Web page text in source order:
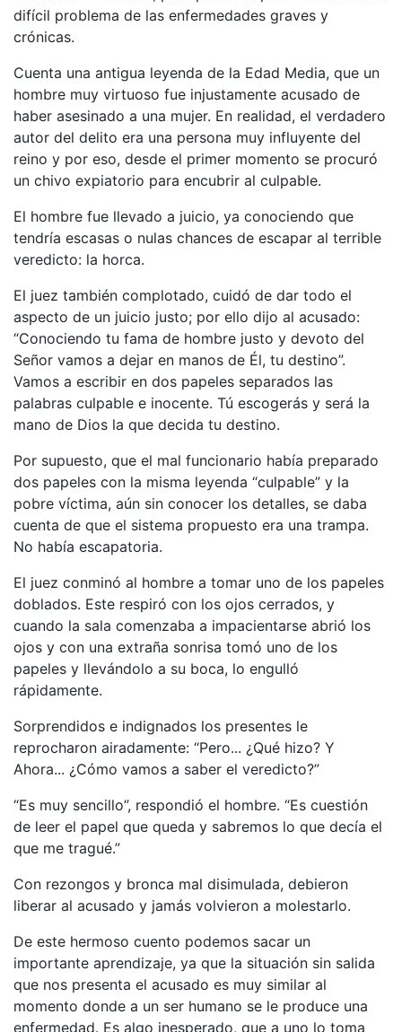
difícil problema de las enfermedades graves y
crónicas.
Cuenta una antigua leyenda de la Edad Media, que un
hombre muy virtuoso fue injustamente acusado de
haber asesinado a una mujer. En realidad, el verdadero
autor del delito era una persona muy influyente del
reino y por eso, desde el primer momento se procuró
un chivo expiatorio para encubrir al culpable.
El hombre fue llevado a juicio, ya conociendo que
tendría escasas o nulas chances de escapar al terrible
veredicto: la horca.
El juez también complotado, cuidó de dar todo el
aspecto de un juicio justo; por ello dijo al acusado:
“Conociendo tu fama de hombre justo y devoto del
Señor vamos a dejar en manos de Él, tu destino”.
Vamos a escribir en dos papeles separados las
palabras culpable e inocente. Tú escogerás y será la
mano de Dios la que decida tu destino.
Por supuesto, que el mal funcionario había preparado
dos papeles con la misma leyenda “culpable” y la
pobre víctima, aún sin conocer los detalles, se daba
cuenta de que el sistema propuesto era una trampa.
No había escapatoria.
El juez conminó al hombre a tomar uno de los papeles
doblados. Este respiró con los ojos cerrados, y
cuando la sala comenzaba a impacientarse abrió los
ojos y con una extraña sonrisa tomó uno de los
papeles y llevándolo a su boca, lo engulló
rápidamente.
Sorprendidos e indignados los presentes le
reprocharon airadamente: “Pero... ¿Qué hizo? Y
Ahora... ¿Cómo vamos a saber el veredicto?”
“Es muy sencillo”, respondió el hombre. “Es cuestión
de leer el papel que queda y sabremos lo que decía el
que me tragué.”
Con rezongos y bronca mal disimulada, debieron
liberar al acusado y jamás volvieron a molestarlo.
De este hermoso cuento podemos sacar un
importante aprendizaje, ya que la situación sin salida
que nos presenta el acusado es muy similar al
momento donde a un ser humano se le produce una
enfermedad. Es algo inesperado, que a uno lo toma